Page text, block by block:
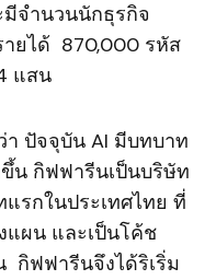
มีจำนวนนักธุรกิจ
ยได้ 870,000 รหัส
แสน
ปัจจุบัน AI มีบทบาท
น กิฟฟารีนเป็นบริษัท
รกในประเทศไทย ที่
แผน และเป็นโค้ช
กิฟฟารีนจึงได้ริเริ่ม